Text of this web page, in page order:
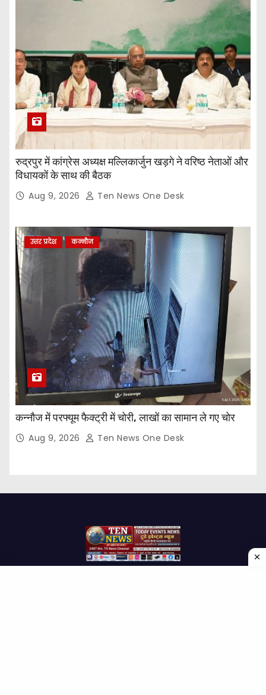
रुद्रपुर में कांग्रेस अध्यक्ष मल्लिकार्जुन खड़गे ने वरिष्ठ नेताओं और
विधायकों के साथ की बैठक
Aug 9, 2026 Ten News One Desk
उत्तर प्रदेश कन्नौज
कन्नौज में परफ्यूम फैक्ट्री में चोरी, लाखों का सामान ले गए चोर
Aug 9, 2026 Ten News One Desk